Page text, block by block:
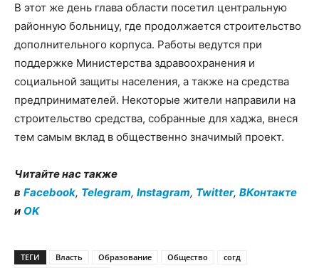
В этот же день глава области посетил центральную
районную больницу, где продолжается строительство
дополнительного корпуса. Работы ведутся при
поддержке Министерства здравоохранения и
социальной защиты населения, а также на средства
предпринимателей. Некоторые жители направили на
строительство средства, собранные для хаджа, внеся
тем самым вклад в общественно значимый проект.
Читайте нас также
в Facebook, Telegram, Instagram, Twitter, ВКонтакте
и OK
ТЕГИ Власть Образование Общество
согд